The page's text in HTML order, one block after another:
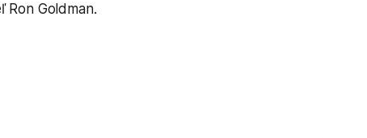
Ron Goldman.